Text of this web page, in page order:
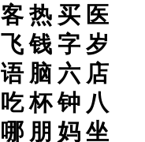
客 热 买 医
飞 钱 字 岁
语 脑 六 店
吃 杯 钟 八
哪 朋 妈 坐